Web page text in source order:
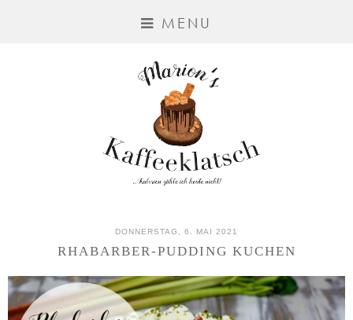
MENU
DONNERSTAG, 6. MAI 2021
RHABARBER-PUDDING KUCHEN